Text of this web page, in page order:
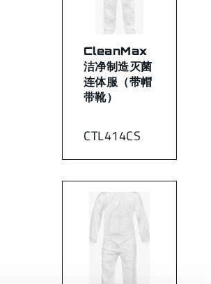
CTL414CS
CleanMax
洁净制造灭菌
连体服（带帽
带靴）